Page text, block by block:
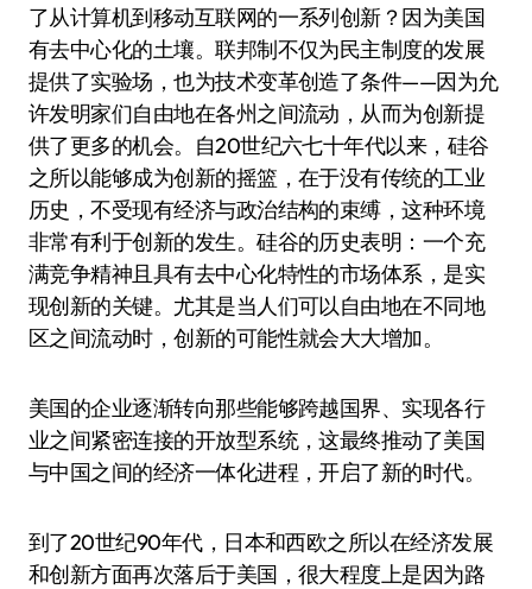
了从计算机到移动互联网的一系列创新？因为美国
有去中心化的土壤。联邦制不仅为民主制度的发展
提供了实验场，也为技术变革创造了条件——因为允
许发明家们自由地在各州之间流动，从而为创新提
供了更多的机会。自20世纪六七十年代以来，硅谷
之所以能够成为创新的摇篮，在于没有传统的工业
历史，不受现有经济与政治结构的束缚，这种环境
非常有利于创新的发生。硅谷的历史表明：一个充
满竞争精神且具有去中心化特性的市场体系，是实
现创新的关键。尤其是当人们可以自由地在不同地
区之间流动时，创新的可能性就会大大增加。
美国的企业逐渐转向那些能够跨越国界、实现各行
业之间紧密连接的开放型系统，这最终推动了美国
与中国之间的经济一体化进程，开启了新的时代。
到了20世纪90年代，日本和西欧之所以在经济发展
和创新方面再次落后于美国，很大程度上是因为路